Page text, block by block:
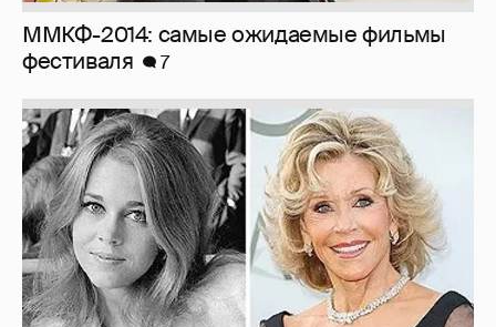
ММКФ-2014: самые ожидаемые фильмы
фестиваля
7